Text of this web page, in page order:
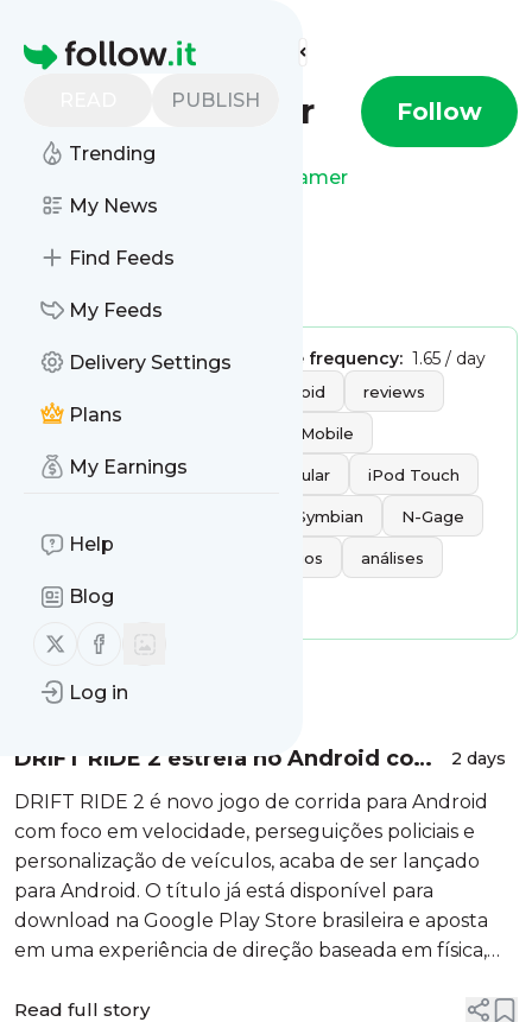
Homepage
PUBLISH
Trending
My News
Find Feeds
My Feeds
Delivery Settings
Plans
My Earnings
Help
Blog
Follow us on X (twitter)
Follow us on Facebook
Log in
Find more feeds
Mobile Gamer Follow
Mobile Gamer
Publisher:Unclaimed!Message frequency: 1.65 / day
Android reviews
Windows Mobile
Jogos Grátis jogos para Celular iPod Touch
Symbian N-Gage
dicas códigos análises
notícias
Message
DRIFT RIDE 2 estreia no Android com
gráficos realistas e personalização de
carros
2 days
DRIFT RIDE 2 é novo jogo de corrida para Android
com foco em velocidade, perseguições policiais e
personalização de veículos, acaba de ser lançado
para Android. O título já está disponível para
download na Google Play Store brasileira e aposta
em uma experiência de direção baseada em física,
Read full story